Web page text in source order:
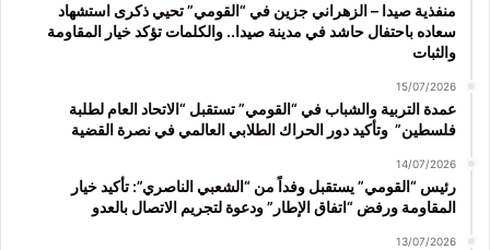
منفذية صيدا – الزهراني جزين في “القومي” تحيي ذكرى استشهاد
سعاده باحتفال حاشد في مدينة صيدا.. والكلمات تؤكد خيار المقاومة
والثبات
15/07/2026
عمدة التربية والشباب في “القومي” تستقبل “الاتحاد العام لطلبة
فلسطين” وتأكيد دور الحراك الطلابي العالمي في نصرة القضية
14/07/2026
رئيس “القومي” يستقبل وفداً من “الشعبي الناصري”: تأكيد خيار
المقاومة ورفض “اتفاق الإطار” ودعوة لتجريم الاتصال بالعدو
13/07/2026